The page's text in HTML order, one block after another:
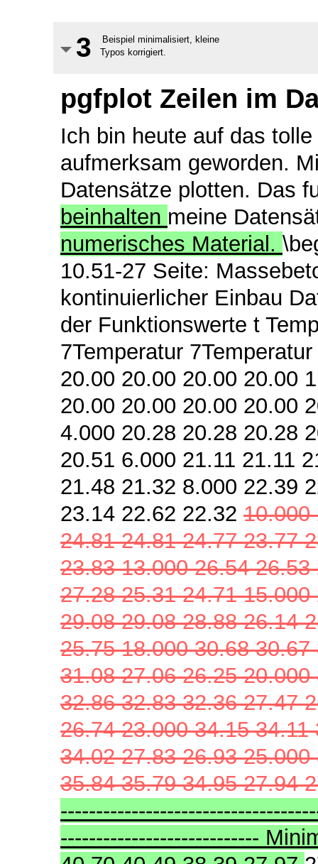
3
Beispiel minimalisiert, kleine
Typos korrigiert.
pgfplot Zeilen im
Ich bin heute auf das tolle
aufmerksam geworden.
Datensätze plotten. Das
beinhalten meine
numerisches Material.
10.51-27 Seite:
kontinuierlicher Einbau
der Funktionswerte t
7Temperatur
20.00 20.00 20.00 20.00
20.00 20.00 20.00 20.00
4.000 20.28 20.28 20.28
20.51 6.000 21.11 21.11
21.48 21.32 8.000 22.39
23.14 22.62 22.32 10.000
24.81 24.81 24.77 23.77
23.83 13.000 26.54
27.28 25.31 24.71
29.08 29.08 28.88 26.14
25.75 18.000 30.68
31.08 27.06 26.25
32.86 32.83 32.36 27.47
26.74 23.000 34.15
34.02 27.83 26.93
35.84 35.79 34.95 27.94
----------------------------